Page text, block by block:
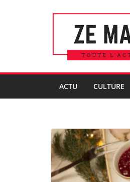
ACTU CULTURE